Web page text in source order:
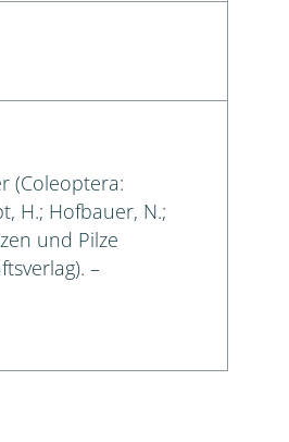
(Coleoptera:
H.; Hofbauer, N.;
und Pilze
–